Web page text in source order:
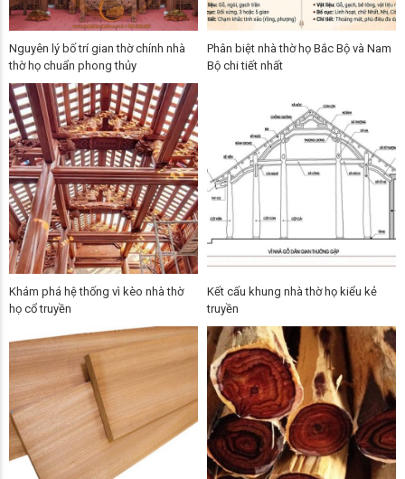
Nguyên lý bố trí gian thờ chính nhà
thờ họ chuẩn phong thủy
Phân biệt nhà thờ họ Bắc Bộ và Nam
Bộ chi tiết nhất
Khám phá hệ thống vì kèo nhà thờ
họ cổ truyền
Kết cấu khung nhà thờ họ kiểu kẻ
truyền